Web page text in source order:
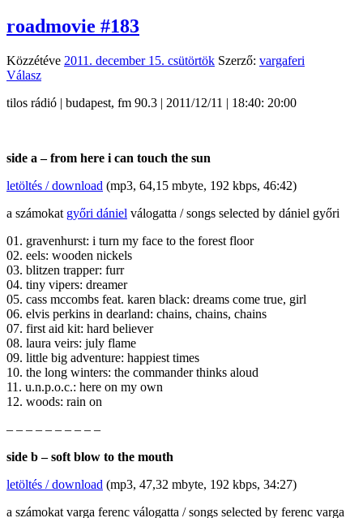
roadmovie #183
Közzétéve 2011. december 15. csütörtök Szerző: vargaferi
Válasz
tilos rádió | budapest, fm 90.3 | 2011/12/11 | 18:40: 20:00
side a – from here i can touch the sun
letöltés / download (mp3, 64,15 mbyte, 192 kbps, 46:42)
a számokat győri dániel válogatta / songs selected by dániel győri
01. gravenhurst: i turn my face to the forest floor
02. eels: wooden nickels
03. blitzen trapper: furr
04. tiny vipers: dreamer
05. cass mccombs feat. karen black: dreams come true, girl
06. elvis perkins in dearland: chains, chains, chains
07. first aid kit: hard believer
08. laura veirs: july flame
09. little big adventure: happiest times
10. the long winters: the commander thinks aloud
11. u.n.p.o.c.: here on my own
12. woods: rain on
– – – – – – – – – –
side b – soft blow to the mouth
letöltés / download (mp3, 47,32 mbyte, 192 kbps, 34:27)
a számokat varga ferenc válogatta / songs selected by ferenc varga